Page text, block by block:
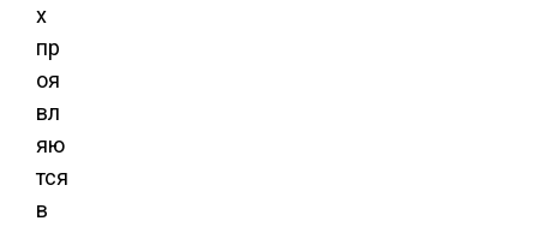
х
пр
оя
вл
яю
тся
в